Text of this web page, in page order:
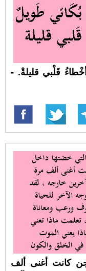
قَلْبي قليلةْ. -
كانت أغنى ألف